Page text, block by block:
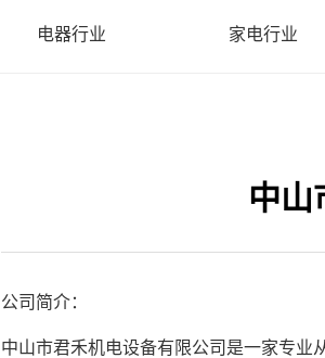
电器行业 家电行业
中山
公司简介：
中山市君禾机电设备有限公司是一家专业